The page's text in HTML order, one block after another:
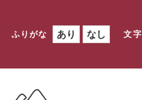
ふりがな あり なし 文